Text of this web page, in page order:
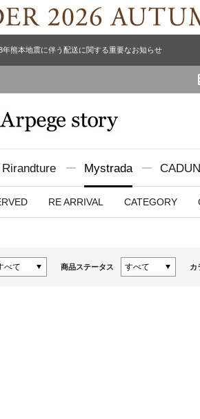
年熊本地震に伴う配送に関する重要なお知らせ
Rirandture Mystrada
RE ARRIVAL CATEGORY
商品ステータス カ